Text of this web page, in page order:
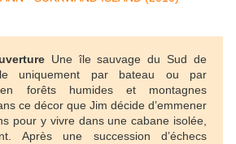
Une île sauvage du Sud de
uniquement par bateau ou par
forêts humides et montagnes
ce décor que Jim décide d’emmener
pour y vivre dans une cabane isolée,
Après une succession d’échecs